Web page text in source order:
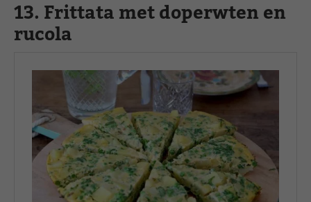
13. Frittata met doperwten en
rucola